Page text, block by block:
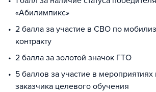
«Абилимпикс»
2 балла за участие в СВО по
контракту
2 балла за золотой значок ГТО
5 баллов за участие в
заказчика целевого обучения